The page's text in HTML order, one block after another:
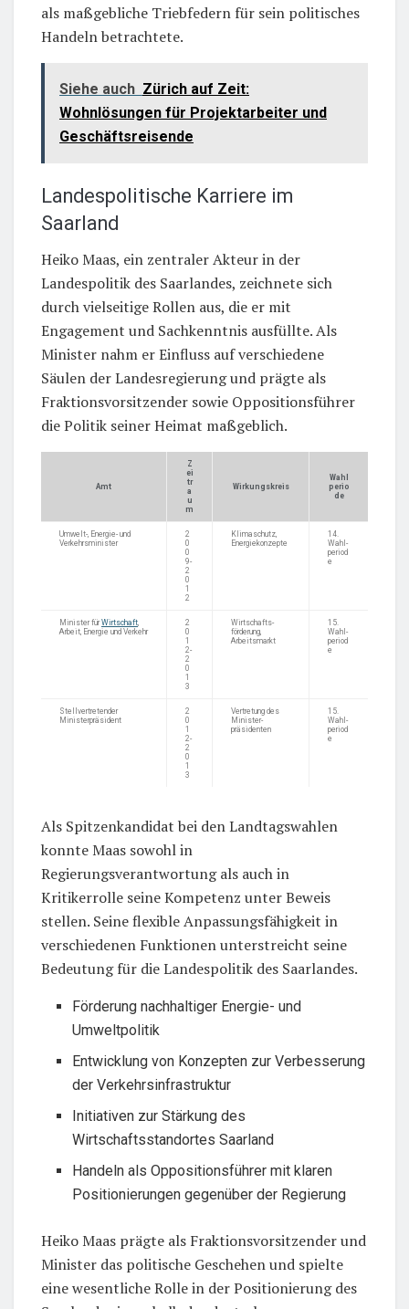
als maßgebliche Triebfedern für sein politisches
Handeln betrachtete.
Siehe auch Zürich auf Zeit:
Wohnlösungen für Projektarbeiter und
Geschäftsreisende
Landespolitische Karriere im
Saarland
Heiko Maas, ein zentraler Akteur in der
Landespolitik des Saarlandes, zeichnete sich
durch vielseitige Rollen aus, die er mit
Engagement und Sachkenntnis ausfüllte. Als
Minister nahm er Einfluss auf verschiedene
Säulen der Landesregierung und prägte als
Fraktionsvorsitzender sowie Oppositionsführer
die Politik seiner Heimat maßgeblich.
Amt
Z
ei
tr
a
u
m
Wirkungskreis
Wahl
perio
de
Umwelt-, Energie- und
Verkehrsminister
2
0
0
9-
2
0
1
2
Klimaschutz,
Energiekonzepte
14.
Wahl-
period
e
Minister fürWirtschaft
Arbeit, Energie und Verkehr
2
0
1
2-
2
0
1
3
Wirtschafts-
förderung,
Arbeitsmarkt
15.
Wahl-
period
e
Stellvertretender
Ministerpräsident
2
0
1
2-
2
0
1
3
Vertretung des
Minister-
präsidenten
15.
Wahl-
period
e
Als Spitzenkandidat bei den Landtagswahlen
konnte Maas sowohl in
Regierungsverantwortung als auch in
Kritikerrolle seine Kompetenz unter Beweis
stellen. Seine flexible Anpassungsfähigkeit in
verschiedenen Funktionen unterstreicht seine
Bedeutung für die Landespolitik des Saarlandes.
Förderung nachhaltiger Energie- und
Umweltpolitik
Entwicklung von Konzepten zur Verbesserung
der Verkehrsinfrastruktur
Initiativen zur Stärkung des
Wirtschaftsstandortes Saarland
Handeln als Oppositionsführer mit klaren
Positionierungen gegenüber der Regierung
Heiko Maas prägte als Fraktionsvorsitzender und
Minister das politische Geschehen und spielte
eine wesentliche Rolle in der Positionierung des